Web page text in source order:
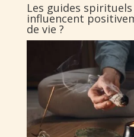
Les guides
influencent
de vie ?